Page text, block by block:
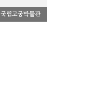
국립고궁박물관